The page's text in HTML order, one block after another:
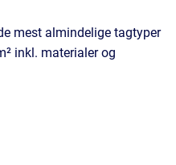
mest almindelige tagtyper
inkl. materialer og